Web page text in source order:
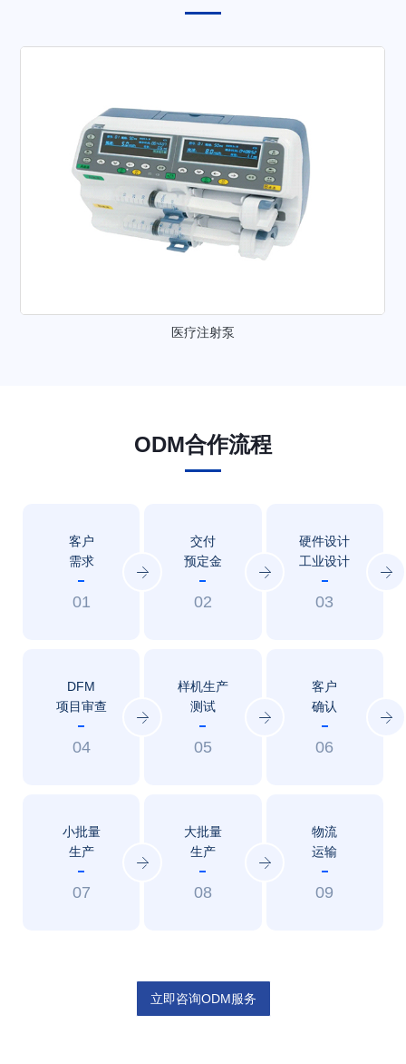
医疗注射泵
ODM合作流程
客户
需求
01
交付
预定金
02
硬件设计
工业设计
03
DFM
项目审查
04
样机生产
测试
05
客户
确认
06
小批量
生产
07
大批量
生产
08
物流
运输
09
立即咨询ODM服务